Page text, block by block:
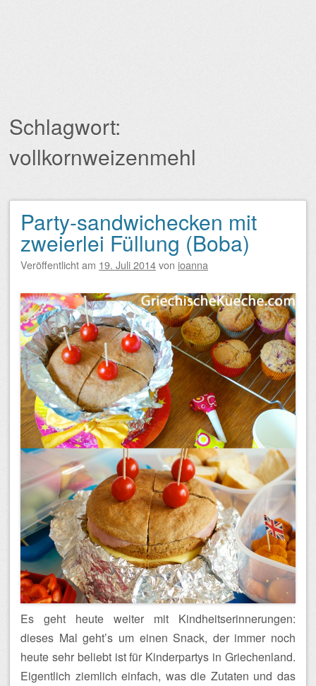
Schlagwort:
vollkornweizenmehl
Beitragsnavigation
Party-sandwichecken mit
zweierlei Füllung (Boba)
Veröffentlicht am 19. Juli 2014von ioanna
Es geht heute weiter mit Kindheitserinnerungen:
dieses Mal geht’s um einen Snack, der immer noch
heute sehr beliebt ist für Kinderpartys in Griechenland.
Eigentlich ziemlich einfach, was die Zutaten und das